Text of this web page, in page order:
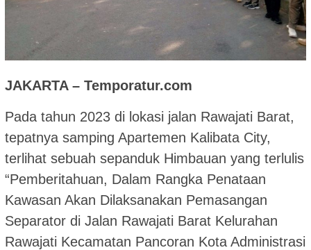
JAKARTA – Temporatur.com
Pada tahun 2023 di lokasi jalan Rawajati Barat,
tepatnya samping Apartemen Kalibata City,
terlihat sebuah sepanduk Himbauan yang terlulis
“Pemberitahuan, Dalam Rangka Penataan
Kawasan Akan Dilaksanakan Pemasangan
Separator di Jalan Rawajati Barat Kelurahan
Rawajati Kecamatan Pancoran Kota Administrasi